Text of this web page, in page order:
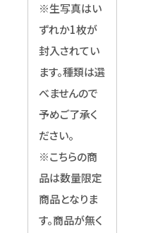
※生写真はい
ずれか1枚が
封入されてい
ます。種類は選
べませんので
予めご了承く
ださい。
※こちらの商
品は数量限定
商品となりま
す。商品が無く